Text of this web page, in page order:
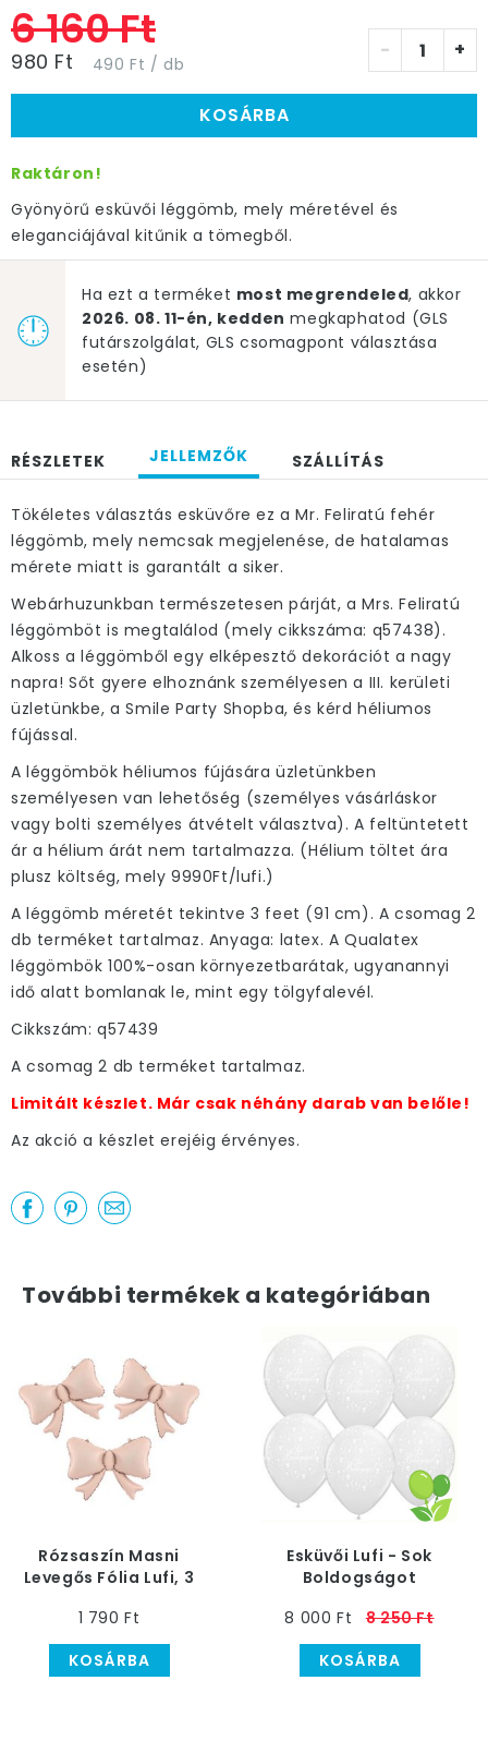
6 160 Ft
980 Ft 490 Ft / db
- +
KOSÁRBA
Raktáron!
Gyönyörű esküvői léggömb, mely méretével és
eleganciájával kitűnik a tömegből.
Ha ezt a terméket most megrendeled, akkor
2026. 08. 11-én, kedden megkaphatod (GLS
futárszolgálat, GLS csomagpont választása
esetén)
RÉSZLETEK JELLEMZŐK SZÁLLÍTÁS
Tökéletes választás esküvőre ez a Mr. Feliratú fehér
léggömb, mely nemcsak megjelenése, de hatalamas
mérete miatt is garantált a siker.
Webárhuzunkban természetesen párját, a Mrs. Feliratú
léggömböt is megtalálod (mely cikkszáma: q57438).
Alkoss a léggömből egy elképesztő dekorációt a nagy
napra! Sőt gyere elhoznánk személyesen a III. kerületi
üzletünkbe, a Smile Party Shopba, és kérd héliumos
fújással.
A léggömbök héliumos fújására üzletünkben
személyesen van lehetőség (személyes vásárláskor
vagy bolti személyes átvételt választva). A feltüntetett
ár a hélium árát nem tartalmazza. (Hélium töltet ára
plusz költség, mely 9990Ft/lufi.)
A léggömb méretét tekintve 3 feet (91 cm). A csomag 2
db terméket tartalmaz. Anyaga: latex. A Qualatex
léggömbök 100%-osan környezetbarátak, ugyanannyi
idő alatt bomlanak le, mint egy tölgyfalevél.
Cikkszám: q57439
A csomag 2 db terméket tartalmaz.
Limitált készlet. Már csak néhány darab van belőle!
Az akció a készlet erejéig érvényes.
További termékek a kategóriában
Rózsaszín Masni
Levegős Fólia Lufi, 3
1 790 Ft
KOSÁRBA
Esküvői Lufi - Sok
Boldogságot
Fehér
8 000 Ft
8 250 Ft
KOSÁRBA